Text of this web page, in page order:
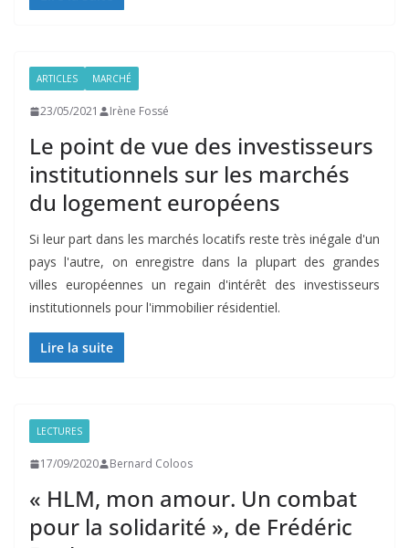
ARTICLES MARCHÉ
23/05/2021 Irène Fossé
Le point de vue des investisseurs
institutionnels sur les marchés
du logement européens
Si leur part dans les marchés locatifs reste très inégale d'un
pays l'autre, on enregistre dans la plupart des grandes
villes européennes un regain d'intérêt des investisseurs
institutionnels pour l'immobilier résidentiel.
Lire la suite
LECTURES
17/09/2020 Bernard Coloos
« HLM, mon amour. Un combat
pour la solidarité », de Frédéric